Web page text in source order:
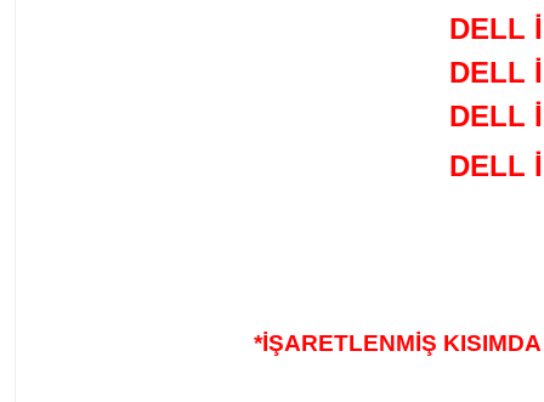
DELL
DELL
DELL
DELL
*İŞARETLENMİŞ